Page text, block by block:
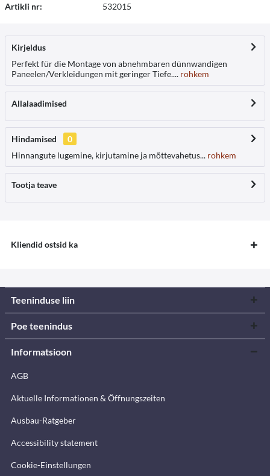
Artikli nr: 532015
Kirjeldus
Perfekt für die Montage von abnehmbaren dünnwandigen
Paneelen/Verkleidungen mit geringer Tiefe.... rohkem
Allalaadimised
Hindamised
0
Hinnangute lugemine, kirjutamine ja mõttevahetus... rohkem
Tootja teave
Kliendid ostsid ka
Teeninduse liin
Poe teenindus
Informatsioon
AGB
Aktuelle Informationen & Öffnungszeiten
Ausbau-Ratgeber
Accessibility statement
Cookie-Einstellungen